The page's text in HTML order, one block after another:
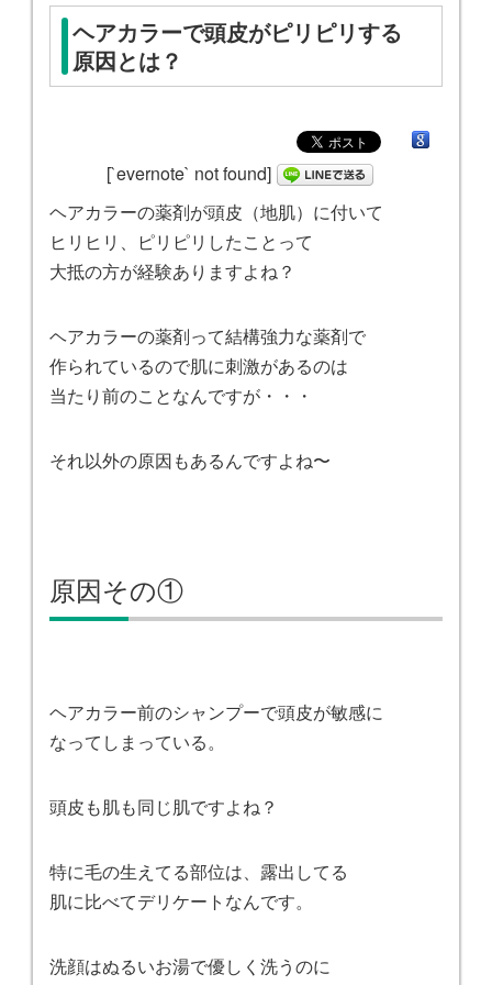
ヘアカラーで頭皮がピリピリする
原因とは？
[`evernote` not found]
ヘアカラーの薬剤が頭皮（地肌）に付いて
ヒリヒリ、ピリピリしたことって
大抵の方が経験ありますよね？
ヘアカラーの薬剤って結構強力な薬剤で
作られているので肌に刺激があるのは
当たり前のことなんですが・・・
それ以外の原因もあるんですよね〜
原因その①
ヘアカラー前のシャンプーで頭皮が敏感に
なってしまっている。
頭皮も肌も同じ肌ですよね？
特に毛の生えてる部位は、露出してる
肌に比べてデリケートなんです。
洗顔はぬるいお湯で優しく洗うのに